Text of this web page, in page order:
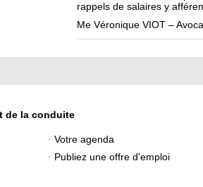
rappels de salaires y
Me Véronique VIOT –
de la conduite
Votre agenda
Publiez une offre d'emploi